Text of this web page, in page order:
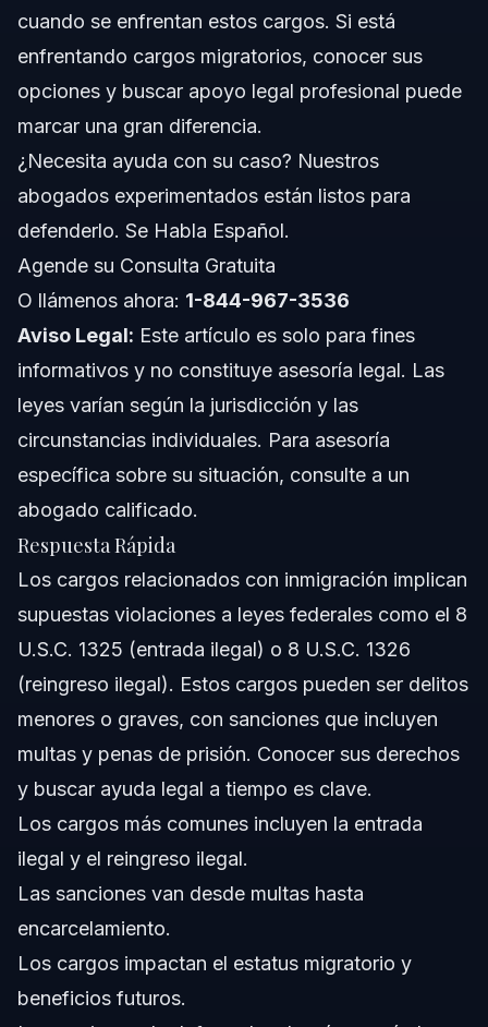
Notas Específicas para Carolina del Norte y
Notas sobre Florida
Cuándo Llamar a un Abogado Inmediatamente
Acerca de Vasquez Law Firm
Confianza y Experiencia Profesional
Preguntas Frecuentes
¿Qué son condenas relacionadas con inmigración?
¿Qué se consideran violaciones migratorias?
¿Es la inmigración ilegal un delito civil o criminal?
¿Puede una condena afectar mi estatus migratorio?
¿Qué debo hacer si me acusan de violaciones
migratorias en Charlotte?
Fuentes y Referencias
cuando se enfrentan estos cargos. Si está
enfrentando cargos migratorios, conocer sus
opciones y buscar apoyo legal profesional puede
marcar una gran diferencia.
¿Necesita ayuda con su caso? Nuestros
abogados experimentados están listos para
defenderlo. Se Habla Español.
Agende su Consulta Gratuita
O llámenos ahora: 1-844-967-3536
Aviso Legal: Este artículo es solo para fines
informativos y no constituye asesoría legal. Las
leyes varían según la jurisdicción y las
circunstancias individuales. Para asesoría
específica sobre su situación, consulte a un
abogado calificado.
Respuesta Rápida
Los cargos relacionados con inmigración implican
supuestas violaciones a leyes federales como el 8
U.S.C. 1325 (entrada ilegal) o 8 U.S.C. 1326
(reingreso ilegal). Estos cargos pueden ser delitos
menores o graves, con sanciones que incluyen
multas y penas de prisión. Conocer sus derechos
y buscar ayuda legal a tiempo es clave.
Los cargos más comunes incluyen la entrada
ilegal y el reingreso ilegal.
Las sanciones van desde multas hasta
encarcelamiento.
Los cargos impactan el estatus migratorio y
beneficios futuros.